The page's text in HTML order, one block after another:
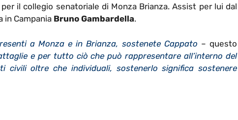
il collegio senatoriale di Monza Brianza. Assist per lui dal
in Campania Bruno Gambardella.
a Monza e in Brianza, sostenete Cappato – questo
e per tutto ciò che può rappresentare all’interno del
civili oltre che individuali, sostenerlo significa sostenere